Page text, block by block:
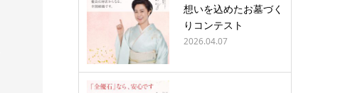
想いを込めたお墓づく
りコンテスト
2026.04.07